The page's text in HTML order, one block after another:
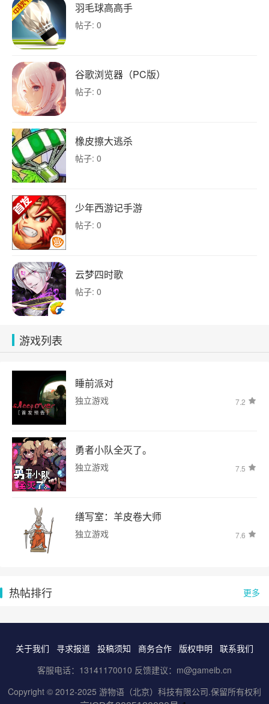
羽毛球高高手
帖子: 0
谷歌浏览器（PC版）
帖子: 0
橡皮擦大逃杀
帖子: 0
少年西游记手游
帖子: 0
云梦四时歌
帖子: 0
游戏列表
睡前派对
独立游戏 7.2
勇者小队全灭了。
独立游戏 7.5
缮写室：羊皮卷大师
独立游戏 7.6
更多
热帖排行
关于我们 寻求报道 投稿须知 商务合作 版权申明
联系我们
客服电话：13141170010 反馈建议：m@gameib.cn
Copyright © 2012-2025 游物语（北京）科技有限公司.保留所有权利